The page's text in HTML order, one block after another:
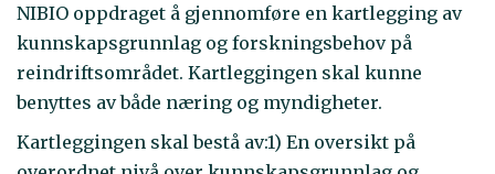
NIBIO oppdraget å gjennomføre en kartlegging av
kunnskapsgrunnlag og forskningsbehov på
reindriftsområdet. Kartleggingen skal kunne
benyttes av både næring og myndigheter.
Kartleggingen skal bestå av:1) En oversikt på